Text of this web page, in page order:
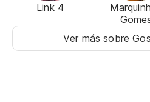
Link 4
Ver más sobre